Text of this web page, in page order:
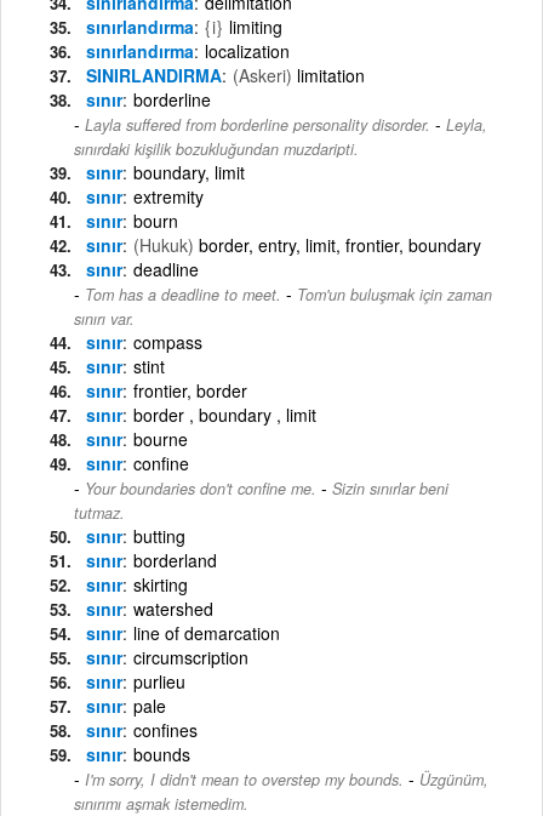
sınırlandırma {i} limiting
sınırlandırma localization
SINIRLANDIRMA (Askeri) limitation
sınır borderline
Layla suffered from borderline personality disorder. - Leyla,
sınırdaki kişilik bozukluğundan muzdaripti.
sınır boundary, limit
sınır extremity
sınır bourn
sınır (Hukuk) border, entry, limit, frontier, boundary
sınır deadline
Tom has a deadline to meet. - Tom'un buluşmak için zaman
sınırı var.
sınır compass
sınır stint
sınır frontier, border
sınır border , boundary , limit
sınır bourne
sınır confine
Your boundaries don't confine me. - Sizin sınırlar beni
tutmaz.
sınır butting
sınır borderland
sınır skirting
sınır watershed
sınır line of demarcation
sınır circumscription
sınır purlieu
sınır pale
sınır confines
sınır bounds
I'm sorry, I didn't mean to overstep my bounds. - Üzgünüm,
sınırımı aşmak istemedim.